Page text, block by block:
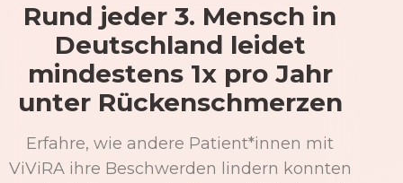
Rund jeder 3. Mensch in
Deutschland leidet
mindestens 1x pro Jahr
unter Rückenschmerzen
Erfahre, wie andere Patient*innen mit
ViViRA ihre Beschwerden lindern konnten